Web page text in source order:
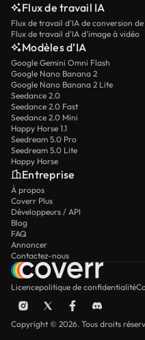
Flux de travail IA
Flux de travail d’IA de conversion
Flux de travail d’IA d’image à vidéo
Modèles d’IA
Google Gemini Omni Flash
Google Nano Banana 2
Google Nano Banana 2 Lite
Seedance 2.0
Seedance 2.0 Fast
Seedance 2.0 Mini
Happy Horse 1.1
Seedream 5.0 Pro
Seedream 5.0 Lite
Happy Horse
Entreprise
À propos
Coverr Plus
Développeurs / API
Blog
FAQ
Annoncer
Contactez-nous
Licencepolitique de confidentialité
Copyright © 2026. Tous droits